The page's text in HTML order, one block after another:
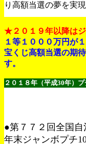
り高額当選の夢を実
★２０１９年以降はジ
１等１０００万円が
宝くじ高額当選の期
す。
２０１８年（平成30年）プ
●第７７２回全国自
年末ジャンボプチ